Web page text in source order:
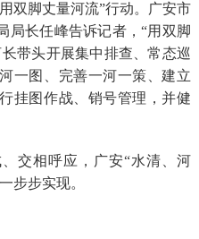
双脚丈量河流”行动。广安市
局长任峰告诉记者，“用双脚
带头开展集中排查、常态巡
一图、完善一河一策、建立
挂图作战、销号管理，并健
交相呼应，广安“水清、河
步步实现。